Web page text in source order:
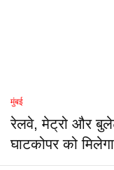
मुंबई
रेलवे, मेट्रो और
घाटकोपर को